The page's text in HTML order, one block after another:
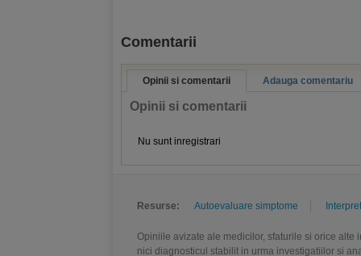
Comentarii
Opinii si comentarii Adauga comentariu
Opinii si comentarii
Nu sunt inregistrari
Resurse: Autoevaluare simptome
Opiniile avizate ale medicilor, sfaturile si orice
nici diagnosticul stabilit in urma investigatiilor si